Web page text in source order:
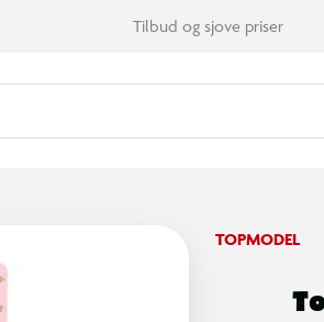
Tilbud og sjove priser
TOPMODEL